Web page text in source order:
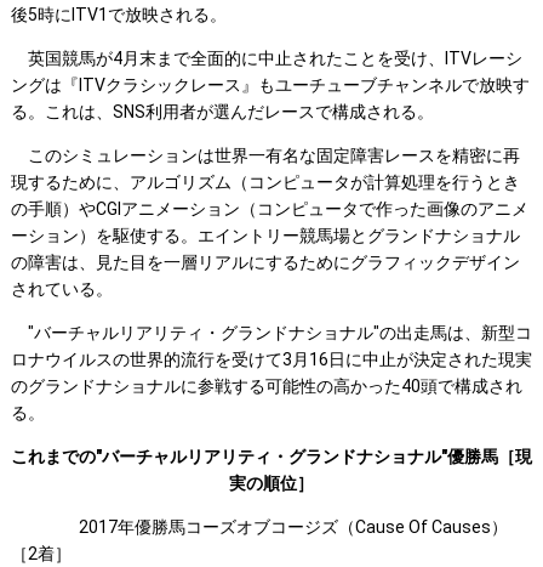
後5時にITV1で放映される。
英国競馬が4月末まで全面的に中止されたことを受け、ITVレーシ
ングは『ITVクラシックレース』もユーチューブチャンネルで放映す
る。これは、SNS利用者が選んだレースで構成される。
このシミュレーションは世界一有名な固定障害レースを精密に再
現するために、アルゴリズム（コンピュータが計算処理を行うとき
の手順）やCGIアニメーション（コンピュータで作った画像のアニメ
ーション）を駆使する。エイントリー競馬場とグランドナショナル
の障害は、見た目を一層リアルにするためにグラフィックデザイン
されている。
"バーチャルリアリティ・グランドナショナル"の出走馬は、新型コ
ロナウイルスの世界的流行を受けて3月16日に中止が決定された現実
のグランドナショナルに参戦する可能性の高かった40頭で構成され
る。
これまでの"バーチャルリアリティ・グランドナショナル"優勝馬［現
実の順位］
2017年優勝馬コーズオブコージズ（Cause Of Causes）
［2着］